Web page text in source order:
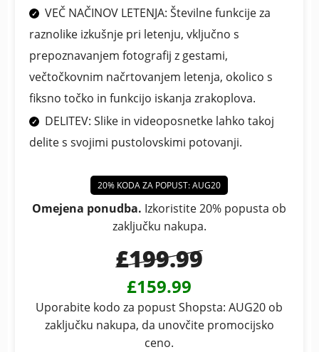
VEČ NAČINOV LETENJA: Številne funkcije za
raznolike izkušnje pri letenju, vključno s
prepoznavanjem fotografij z gestami,
večtočkovnim načrtovanjem letenja, okolico s
fiksno točko in funkcijo iskanja zrakoplova.
DELITEV: Slike in videoposnetke lahko takoj
delite s svojimi pustolovskimi potovanji.
20% KODA ZA POPUST: AUG20
Omejena ponudba. Izkoristite 20% popusta ob
zaključku nakupa.
£199.99
£159.99
Uporabite kodo za popust Shopsta: AUG20 ob
zaključku nakupa, da unovčite promocijsko
ceno.